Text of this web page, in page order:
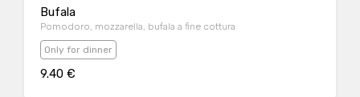
Bufala
Pomodoro, mozzarella, bufala a fine cottura
Only for dinner
9.40 €